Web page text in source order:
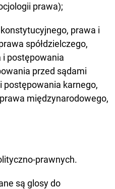
prawa);
prawa i
spółdzielczego,
i postępowania
przed sądami
postępowania karnego,
międzynarodowego,
prawnych.
są glosy do